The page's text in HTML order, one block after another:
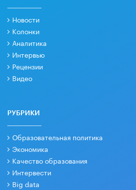
Новости
Колонки
Аналитика
Интервью
Рецензии
Видео
РУБРИКИ
Образовательная политика
Экономика
Качество образования
Интервести
Big data